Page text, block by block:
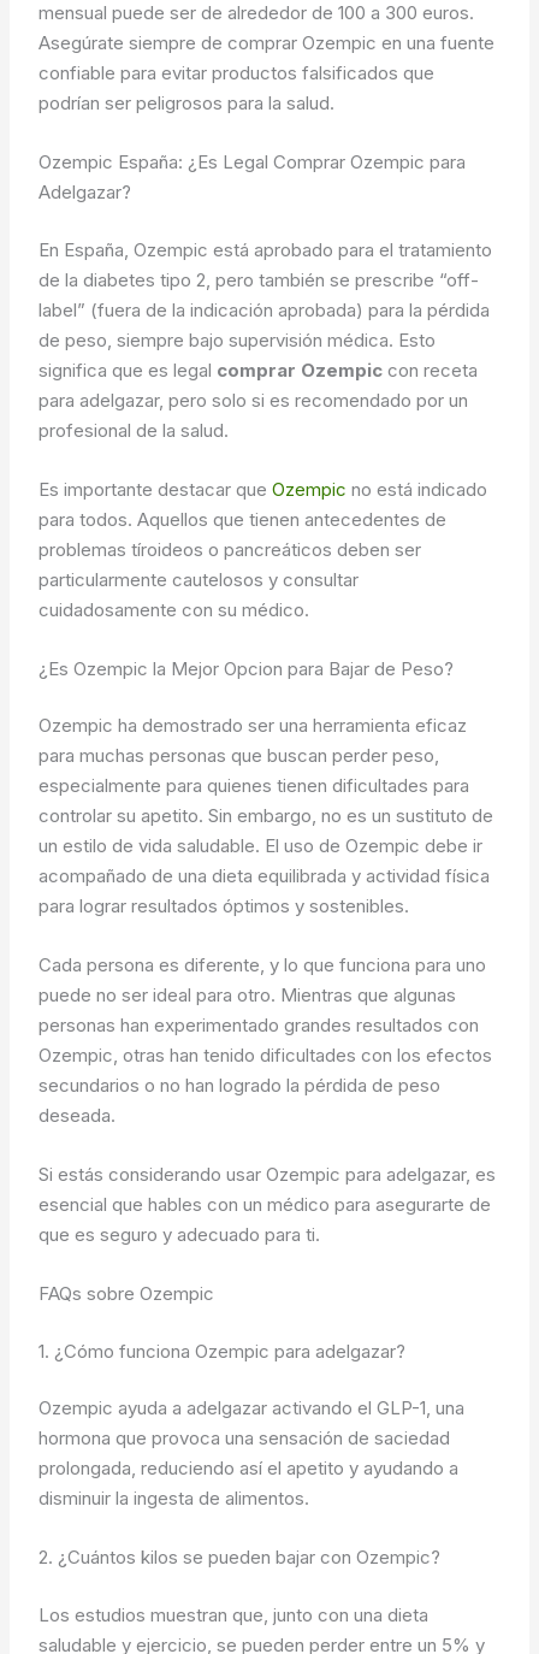
mensual puede ser de alrededor de 100 a 300 euros.
Asegúrate siempre de comprar Ozempic en una fuente
confiable para evitar productos falsificados que
podrían ser peligrosos para la salud.
Ozempic España: ¿Es Legal Comprar Ozempic para
Adelgazar?
En España, Ozempic está aprobado para el tratamiento
de la diabetes tipo 2, pero también se prescribe “off-
label” (fuera de la indicación aprobada) para la pérdida
de peso, siempre bajo supervisión médica. Esto
significa que es legal comprar Ozempic con receta
para adelgazar, pero solo si es recomendado por un
profesional de la salud.
Es importante destacar queOzempic no está indicado
para todos. Aquellos que tienen antecedentes de
problemas tíroideos o pancreáticos deben ser
particularmente cautelosos y consultar
cuidadosamente con su médico.
¿Es Ozempic la Mejor Opcion para Bajar de Peso?
Ozempic ha demostrado ser una herramienta eficaz
para muchas personas que buscan perder peso,
especialmente para quienes tienen dificultades para
controlar su apetito. Sin embargo, no es un sustituto de
un estilo de vida saludable. El uso de Ozempic debe ir
acompañado de una dieta equilibrada y actividad física
para lograr resultados óptimos y sostenibles.
Cada persona es diferente, y lo que funciona para uno
puede no ser ideal para otro. Mientras que algunas
personas han experimentado grandes resultados con
Ozempic, otras han tenido dificultades con los efectos
secundarios o no han logrado la pérdida de peso
deseada.
Si estás considerando usar Ozempic para adelgazar, es
esencial que hables con un médico para asegurarte de
que es seguro y adecuado para ti.
FAQs sobre Ozempic
1. ¿Cómo funciona Ozempic para adelgazar?
Ozempic ayuda a adelgazar activando el GLP-1, una
hormona que provoca una sensación de saciedad
prolongada, reduciendo así el apetito y ayudando a
disminuir la ingesta de alimentos.
2. ¿Cuántos kilos se pueden bajar con Ozempic?
Los estudios muestran que, junto con una dieta
saludable y ejercicio, se pueden perder entre un 5% y